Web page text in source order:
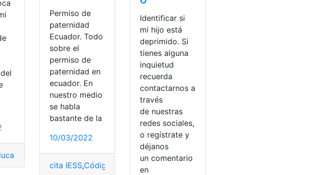
Estudiar,Hijo,Ministerio de Educación
Permiso de
paternidad
Ecuador. Todo
sobre el
permiso de
paternidad en
ecuador. En
nuestro medio
se habla
bastante de la
10/03/2022
cita IESS,Código del Trabajo
Identificar si
mi hijo está
deprimido. Si
tienes alguna
inquietud
recuerda
contactarnos a
través
de nuestras
redes sociales,
o regístrate y
déjanos
un comentario
en